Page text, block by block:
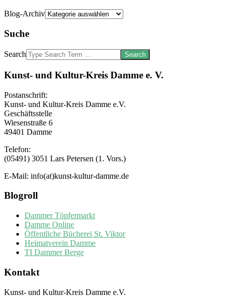
Blog-Archiv
Suche
Search
Kunst- und Kultur-Kreis Damme e. V.
Postanschrift:
Kunst- und Kultur-Kreis Damme e.V.
Geschäftsstelle
Wiesenstraße 6
49401 Damme
Telefon:
(05491) 3051 Lars Petersen (1. Vors.)
E-Mail: info(at)kunst-kultur-damme.de
Blogroll
Dammer Töpfermarkt
Damme Online
Öffentliche Bücherei St. Viktor
Heimatverein Damme
TI Dammer Berge
Kontakt
Kunst- und Kultur-Kreis Damme e.V.